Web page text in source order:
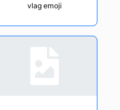
vlag emoji